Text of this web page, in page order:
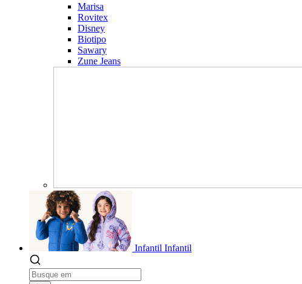
Marisa
Rovitex
Disney
Biotipo
Sawary
Zune Jeans
Infantil Infantil